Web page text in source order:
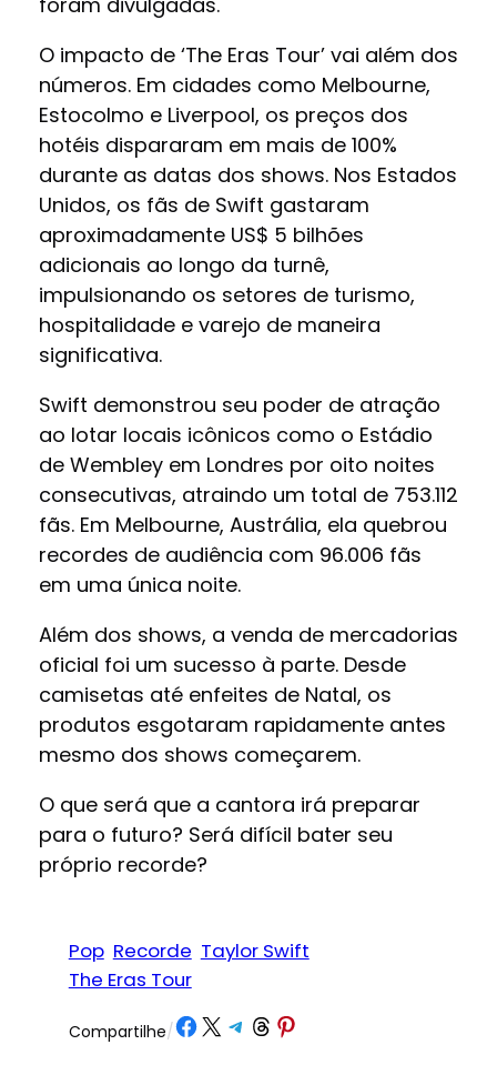
O impacto de ‘The Eras Tour’ vai além dos
números. Em cidades como Melbourne,
Estocolmo e Liverpool, os preços dos
hotéis dispararam em mais de 100%
durante as datas dos shows. Nos Estados
Unidos, os fãs de Swift gastaram
aproximadamente US$ 5 bilhões
adicionais ao longo da turnê,
impulsionando os setores de turismo,
hospitalidade e varejo de maneira
significativa.
Swift demonstrou seu poder de atração
ao lotar locais icônicos como o Estádio
de Wembley em Londres por oito noites
consecutivas, atraindo um total de 753.112
fãs. Em Melbourne, Austrália, ela quebrou
recordes de audiência com 96.006 fãs
em uma única noite.
Além dos shows, a venda de mercadorias
oficial foi um sucesso à parte. Desde
camisetas até enfeites de Natal, os
produtos esgotaram rapidamente antes
mesmo dos shows começarem.
O que será que a cantora irá preparar
para o futuro? Será difícil bater seu
próprio recorde?
Pop Recorde Taylor Swift
The Eras Tour
Compartilhe/Share on Facebook
Share on X Share on Telegram
Share on Threads
Share on Pinterest